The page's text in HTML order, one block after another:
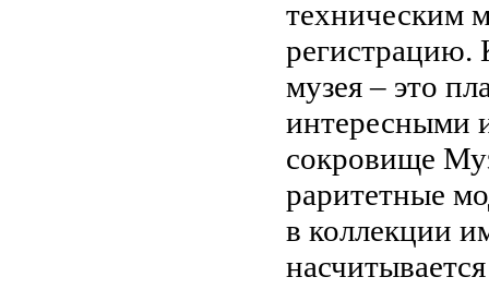
техническим
регистрацию.
музея – это
интересными
сокровище
раритетные
в коллекции